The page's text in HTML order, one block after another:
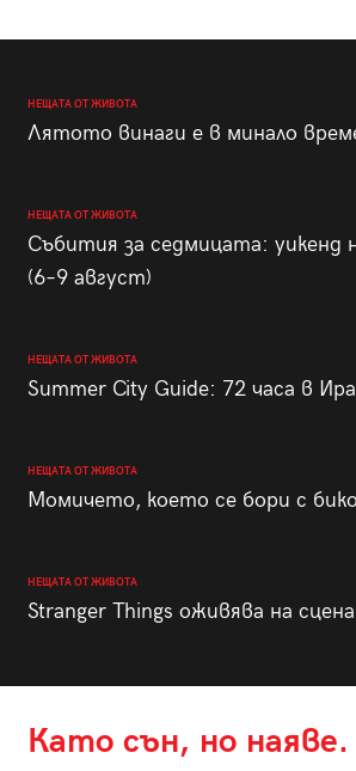
НЕЩАТА ОТ ЖИВОТА
Лятото винаги е в минало
НЕЩАТА ОТ ЖИВОТА
Събития за седмицата: уикенд
(6–9 август)
НЕЩАТА ОТ ЖИВОТА
Summer City Guide: 72 часа в
НЕЩАТА ОТ ЖИВОТА
Момичето, което се бори с
НЕЩАТА ОТ ЖИВОТА
Stranger Things оживява на
Като сън, но наяве.